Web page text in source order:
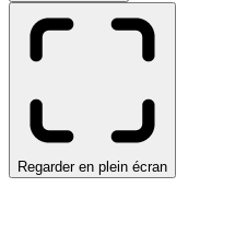
Regarder en plein écran